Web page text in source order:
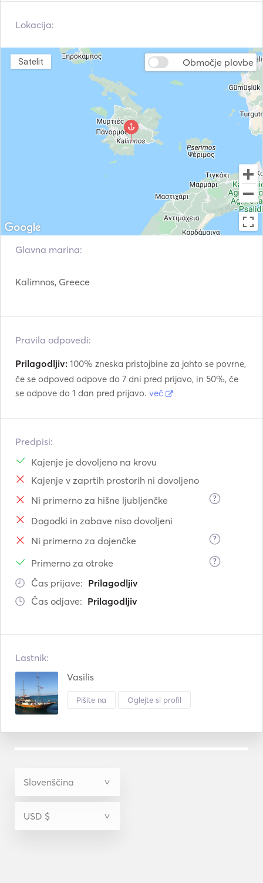
Lokacija:
Območje plovbe
Satelit
Glavna marina:
Kalimnos, Greece
Pravila odpovedi:
Prilagodljiv: 100% zneska pristojbine za jahto se povrne,
če se odpoved odpove do 7 dni pred prijavo, in 50%, če
se odpove do 1 dan pred prijavo. več
Predpisi:
Kajenje je dovoljeno na krovu
Kajenje v zaprtih prostorih ni dovoljeno
Ni primerno za hišne ljubljenčke
?
Dogodki in zabave niso dovoljeni
Ni primerno za dojenčke
?
Primerno za otroke ?
Čas prijave: Prilagodljiv
Čas odjave: Prilagodljiv
Lastnik:
Vasilis
Pišite na Oglejte si profil